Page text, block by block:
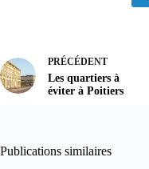
PRÉCÉDENT
Les quartiers à
éviter à Poitiers
Publications similaires